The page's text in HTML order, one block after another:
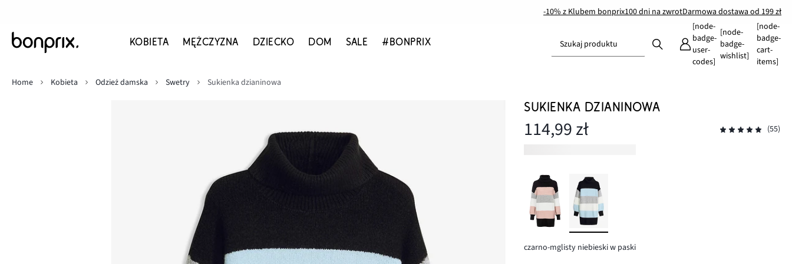
-10% z Klubem bonprix100 dni na zwrotDarmowa dostawa od 199 zł
KOBIETA MĘŻCZYZNA DZIECKO DOM SALE #BONPRIX Szukaj produktu
[node-
badge-
user-
codes]
[node-
badge-
wishlist]
[node-
badge-
cart-
items]
Home
Kobieta Odzież damska Swetry Sukienka dzianinowa
SUKIENKA DZIANINOWA
114,99 zł (55)
czarno-mglisty niebieski w paski